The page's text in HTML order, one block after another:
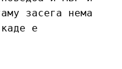
засега нема
е